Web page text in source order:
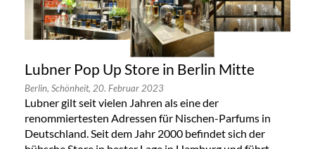
Lubner Pop Up Store in Berlin Mitte
Berlin, Schönheit, 20. Februar 2023
Lubner gilt seit vielen Jahren als eine der
renommiertesten Adressen für Nischen-Parfums in
Deutschland. Seit dem Jahr 2000 befindet sich der